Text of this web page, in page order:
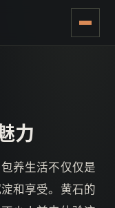
力
养生活不仅仅是
和享受。黄石的